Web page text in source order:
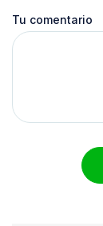
Tu comentario